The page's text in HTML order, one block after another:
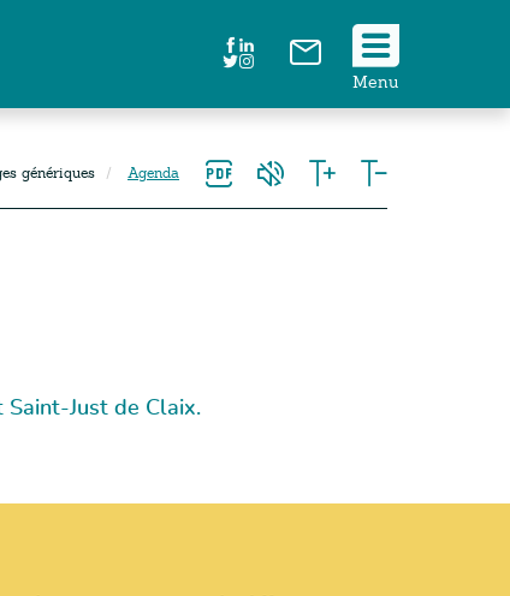
Suivez
!
Menu
génériques Agenda
Saint-Just de Claix.